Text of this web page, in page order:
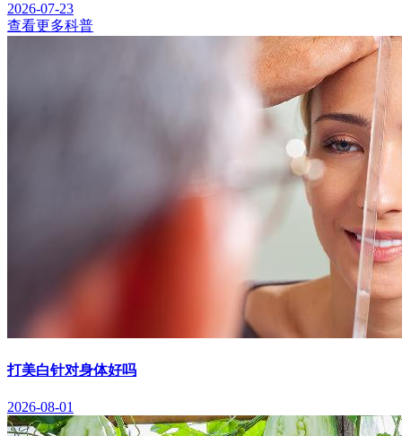
2026-07-23
查看更多科普
打美白针对身体好吗
2026-08-01